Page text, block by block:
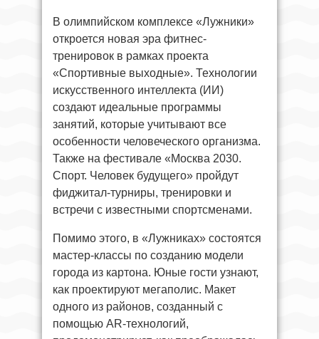
В олимпийском комплексе «Лужники»
откроется новая эра фитнес-
тренировок в рамках проекта
«Спортивные выходные». Технологии
искусственного интеллекта (ИИ)
создают идеальные программы
занятий, которые учитывают все
особенности человеческого организма.
Также на фестивале «Москва 2030.
Спорт. Человек будущего» пройдут
фиджитал-турниры, тренировки и
встречи с известными спортсменами.
Помимо этого, в «Лужниках» состоятся
мастер-классы по созданию модели
города из картона. Юные гости узнают,
как проектируют мегаполис. Макет
одного из районов, созданный с
помощью AR-технологий,